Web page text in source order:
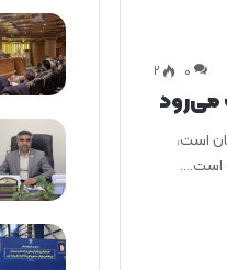
0 ۲
می‌رود
است،
است.…